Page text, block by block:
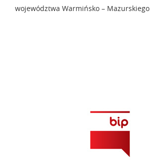
województwa Warmińsko – Mazurskiego.